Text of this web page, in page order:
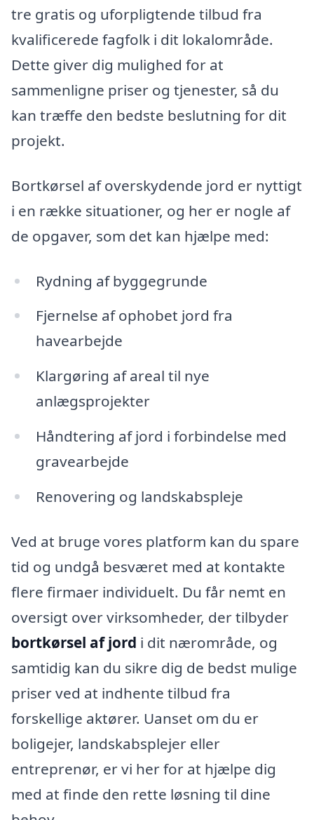
tre gratis og uforpligtende tilbud fra
kvalificerede fagfolk i dit lokalområde.
Dette giver dig mulighed for at
sammenligne priser og tjenester, så du
kan træffe den bedste beslutning for dit
projekt.
Bortkørsel af overskydende jord er nyttigt
i en række situationer, og her er nogle af
de opgaver, som det kan hjælpe med:
Rydning af byggegrunde
Fjernelse af ophobet jord fra
havearbejde
Klargøring af areal til nye
anlægsprojekter
Håndtering af jord i forbindelse med
gravearbejde
Renovering og landskabspleje
Ved at bruge vores platform kan du spare
tid og undgå besværet med at kontakte
flere firmaer individuelt. Du får nemt en
oversigt over virksomheder, der tilbyder
bortkørsel af jord i dit nærområde, og
samtidig kan du sikre dig de bedst mulige
priser ved at indhente tilbud fra
forskellige aktører. Uanset om du er
boligejer, landskabsplejer eller
entreprenør, er vi her for at hjælpe dig
med at finde den rette løsning til dine